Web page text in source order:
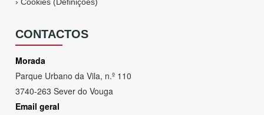
CONTACTOS
Morada
Parque Urbano da Vila, n.º 110
3740-263 Sever do Vouga
Email geral